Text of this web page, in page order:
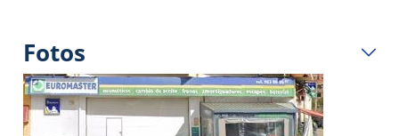
Fotos